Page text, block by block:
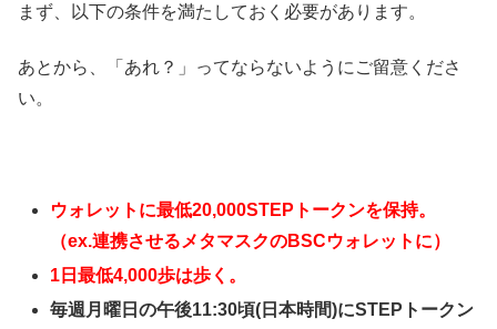
まず、以下の条件を満たしておく必要があります。
あとから、「あれ？」ってならないようにご留意くださ
い。
ウォレットに最低20,000STEPトークンを保持。
（ex.連携させるメタマスクのBSCウォレットに）
1日最低4,000歩は歩く。
毎週月曜日の午後11:30頃(日本時間)にSTEPトークン